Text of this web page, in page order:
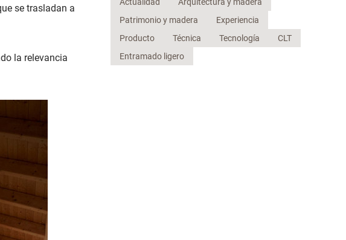
se trasladan a
la relevancia
Actualidad
Arquitectura y madera
Patrimonio y madera
Experiencia
Producto
Técnica Tecnología
CLT
Entramado ligero